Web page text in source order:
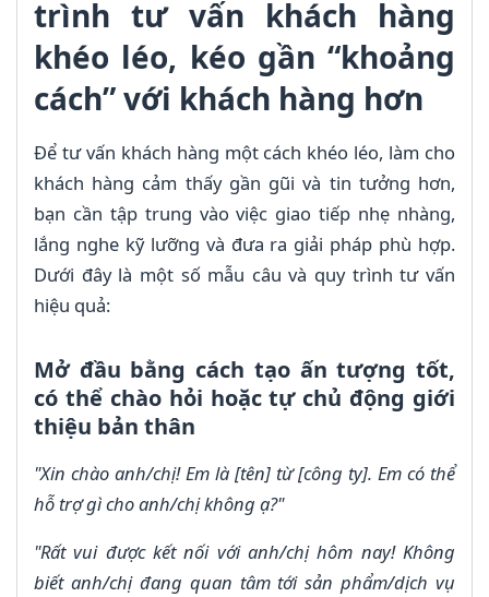
trình tư vấn khách hàng
khéo léo, kéo gần “khoảng
cách” với khách hàng hơn
Để tư vấn khách hàng một cách khéo léo, làm cho
khách hàng cảm thấy gần gũi và tin tưởng hơn,
bạn cần tập trung vào việc giao tiếp nhẹ nhàng,
lắng nghe kỹ lưỡng và đưa ra giải pháp phù hợp.
Dưới đây là một số mẫu câu và quy trình tư vấn
hiệu quả:
Mở đầu bằng cách tạo ấn tượng tốt,
có thể chào hỏi hoặc tự chủ động giới
thiệu bản thân
"Xin chào anh/chị! Em là [tên] từ [công ty]. Em có thể
hỗ trợ gì cho anh/chị không ạ?"
"Rất vui được kết nối với anh/chị hôm nay! Không
biết anh/chị đang quan tâm tới sản phẩm/dịch vụ